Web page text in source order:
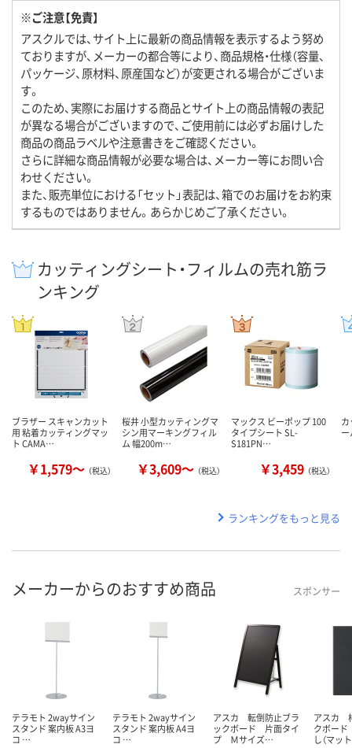
※ご注意【免責】
アスクルでは、サイト上に最新の商品情報を表示するよう努め
ておりますが、メーカーの都合等により、商品規格・仕様（容量、
パッケージ、原材料、原産国など）が変更される場合がございま
す。
このため、実際にお届けする商品とサイト上の商品情報の表記
が異なる場合がございますので、ご使用前には必ずお届けした
商品の商品ラベルや注意書きをご確認ください。
さらに詳細な商品情報が必要な場合は、メーカー等にお問い合
わせください。
また、販売単位における「セット」表記は、箱でのお届けをお約束
するものではありません。あらかじめご了承ください。
カッティングシート・フィルムの売れ筋ラ
ンキング
ブラザー スキャンカット
用 粘着カッティングマッ
ト CAMA…
￥1,579～ （税込）
桜井 小型カッティングマ
シン用マーキングフィル
ム 幅200m…
￥3,609～ （税込）
マックス ビーポップ 100
タイプシート SL-
S181PN…
￥3,459 （税込）
カ
ー
ランキングをもっと見る
メーカーからのおすすめ商品 スポンサー
テラモト 2wayサイン
スタンド 案内板 A3ヨ
コ …
テラモト 2wayサイン
スタンド 案内板 A4ヨ
コ …
アスカ 転倒防止ブラ
ックボード 片面タイ
プ Ｍサイズ…
アスカ
クボー
し（マッ